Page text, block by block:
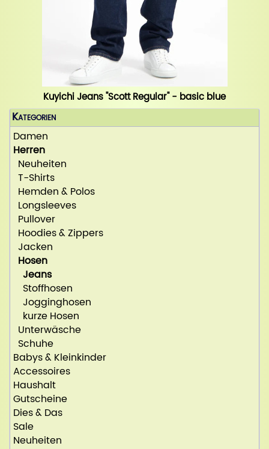
Kuyichi Jeans "Scott Regular" - basic blue
Kategorien
Damen
Herren
Neuheiten
T-Shirts
Hemden & Polos
Longsleeves
Pullover
Hoodies & Zippers
Jacken
Hosen
Jeans
Stoffhosen
Jogginghosen
kurze Hosen
Unterwäsche
Schuhe
Babys & Kleinkinder
Accessoires
Haushalt
Gutscheine
Dies & Das
Sale
Neuheiten